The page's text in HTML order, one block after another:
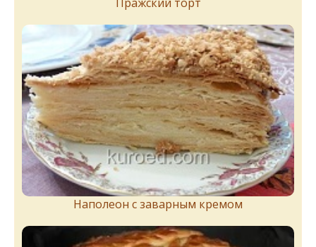
Пражский торт
Наполеон с заварным кремом